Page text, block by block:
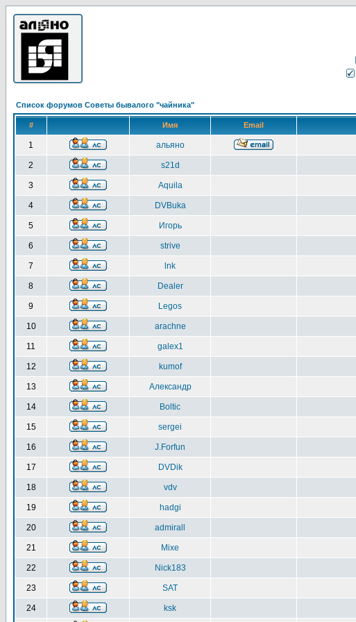
Список форумов Советы бывалого "чайника"
# Имя Email
1 альяно
2 s21d
3 Aquila
4 DVBuka
5 Игорь
6 strive
7 lnk
8 Dealer
9 Legos
10 arachne
11 galex1
12 kumof
13 Александр
14 Boltic
15 sergei
16 J.Forfun
17 DVDik
18 vdv
19 hadgi
20 admirall
21 Mixe
22 Nick183
23 SAT
24 ksk